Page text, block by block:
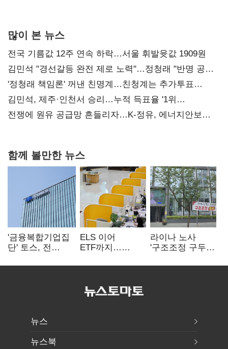
많이 본 뉴스
전국 기름값 12주 연속 하락…서울 휘발윳값 1909원
김민석 "경선갈등 완전 제로 노력"…정청래 "반명 공세
사과부터"
'정청래 책임론' 꺼낸 친명계…친청계는 추가투표
때리기
김민석, 제주·인천서 승리…누적 득표율 '1위
탈환'(종합)
전쟁에 원유 공급망 흔들리자…K-정유, 에너지안보
함께 볼만한 뉴스
'금융복합기업집
단' 토스, 전
표준화
ELS 이어
ETF까지…
제동 걸린 은행
라이나 노사
'구조조정 구두
뉴스
뉴스북